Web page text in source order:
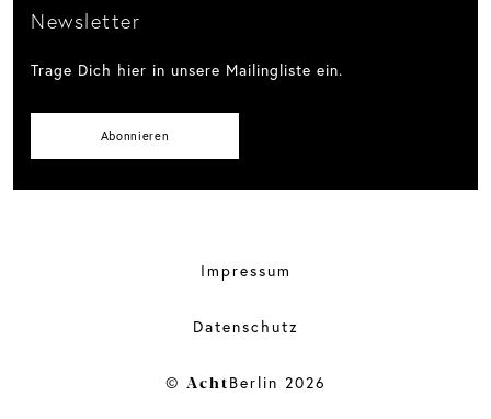
Newsletter
Trage Dich hier in unsere Mailingliste ein.
Abonnieren
Impressum
Datenschutz
© AchtBerlin 2026